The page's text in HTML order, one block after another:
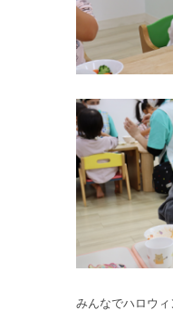
みんなでハロウ